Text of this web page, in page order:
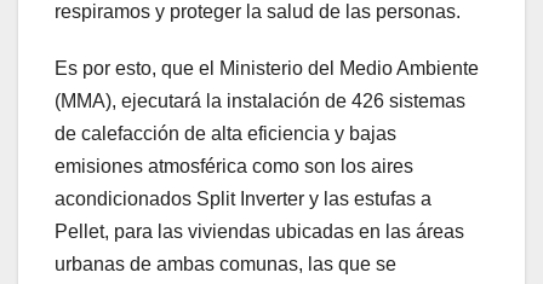
respiramos y proteger la salud de las personas.
Es por esto, que el Ministerio del Medio Ambiente
(MMA), ejecutará la instalación de 426 sistemas
de calefacción de alta eficiencia y bajas
emisiones atmosférica como son los aires
acondicionados Split Inverter y las estufas a
Pellet, para las viviendas ubicadas en las áreas
urbanas de ambas comunas, las que se